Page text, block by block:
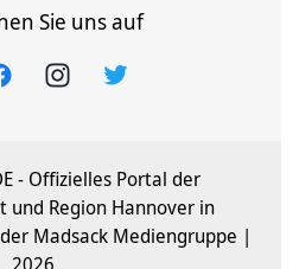
Sie uns auf
- Offizielles Portal der
und Region Hannover in
Madsack Mediengruppe |
2026